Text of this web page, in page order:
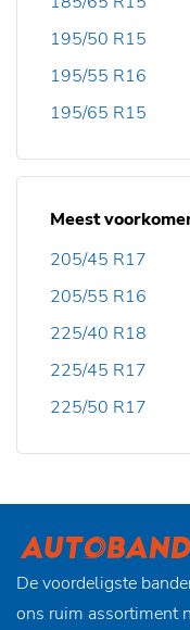
195/50 R15
195/55 R16
195/65 R15
Meest
205/45 R17
205/55 R16
225/40 R18
225/45 R17
225/50 R17
De voordeligste
ons ruim assortiment